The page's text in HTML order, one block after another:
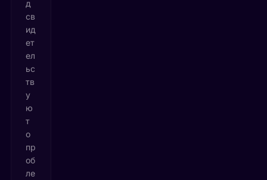
д
св
ид
ет
ел
ьс
тв
у
ю
т
о
пр
об
ле